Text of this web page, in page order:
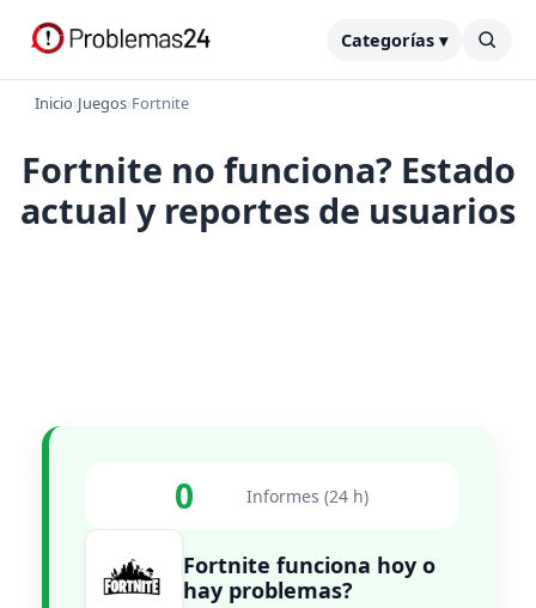
Categorías ▾
Inicio›Juegos›Fortnite
Fortnite no funciona? Estado
actual y reportes de usuarios
0 Informes (24 h)
Fortnite funciona hoy o
hay problemas?